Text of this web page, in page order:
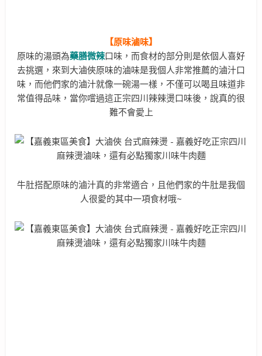
【原味滷味】
原味的湯頭為藥膳微辣口味，而食材的部分則是依個人喜好
去挑選，來到大滷俠原味的滷味是我個人非常推薦的滷汁口
味，而他們家的滷汁就像一碗湯一樣，不僅可以喝且味道非
常值得品味，當你嚐過這正宗四川辣辣燙口味後，說真的很
難不會愛上
牛肚搭配原味的滷汁真的非常適合，且他們家的牛肚是我個
人很愛的其中一項食材哦~